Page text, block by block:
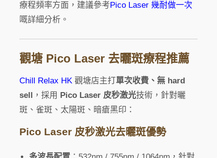
療程頻率方面，建議參考 Pico Laser 幾耐做一次
嘅詳細分析。
觀塘 Pico Laser 去曬斑療程推薦
Chill Relax HK 觀塘店主打 單次收費、無 hard
sell
，採用 Pico Laser 皮秒激光技術，針對曬
斑、雀斑、太陽斑、暗瘡黑印：
Pico Laser 皮秒激光去曬斑優勢